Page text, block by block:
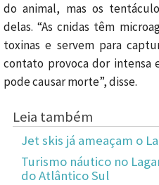
do animal, mas os
delas. “As cnidas têm
toxinas e servem para
contato provoca dor intensa
pode causar morte”, disse.
Leia também
Jet skis já ameaçam o
Turismo náutico no
do Atlântico Sul